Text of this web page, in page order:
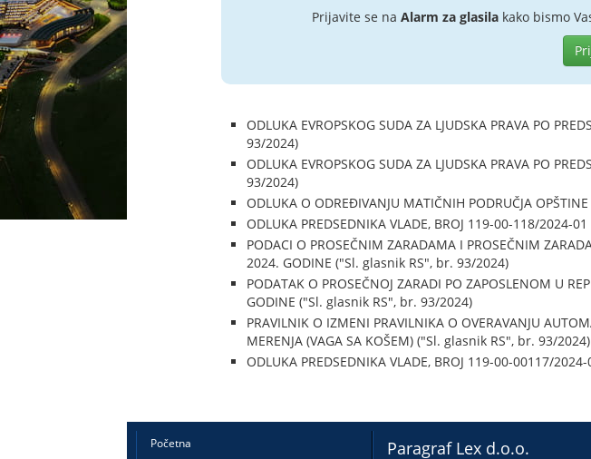
Prijavite se na Alarm za glasilakako bismo
ODLUKA EVROPSKOG SUDA ZA LJUDSKA PRAVA PO
93/2024)
ODLUKA EVROPSKOG SUDA ZA LJUDSKA PRAVA PO
93/2024)
ODLUKA O ODREĐIVANJU MATIČNIH PODRUČJA
ODLUKA PREDSEDNIKA VLADE, BROJ 119-00-118/2024-
PODACI O PROSEČNIM ZARADAMA I PROSEČNIM
2024. GODINE ("Sl. glasnik RS", br. 93/2024)
PODATAK O PROSEČNOJ ZARADI PO ZAPOSLENOM U
GODINE ("Sl. glasnik RS", br. 93/2024)
PRAVILNIK O IZMENI PRAVILNIKA O OVERAVANJU
MERENJA (VAGA SA KOŠEM) ("Sl. glasnik RS", br. 93/2024)
ODLUKA PREDSEDNIKA VLADE, BROJ 119-00-00117/
Početna
Paragraf Lex d.o.o.